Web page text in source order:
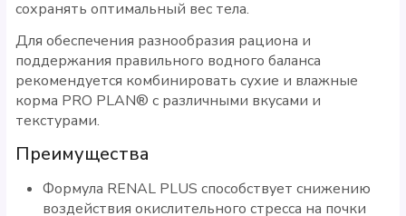
сохранять оптимальный вес тела.
Для обеспечения разнообразия рациона и
поддержания правильного водного баланса
рекомендуется комбинировать сухие и влажные
корма PRO PLAN® с различными вкусами и
текстурами.
Преимущества
Формула RENAL PLUS способствует снижению
воздействия окислительного стресса на почки